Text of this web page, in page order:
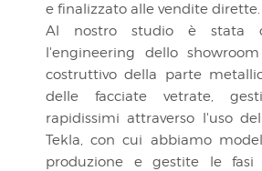
e finalizzato alle vendite dirette.
Al nostro studio è stata
l'engineering dello
costruttivo della parte
delle facciate vetrate,
rapidissimi attraverso l'uso
Tekla, con cui abbiamo
produzione e gestite le